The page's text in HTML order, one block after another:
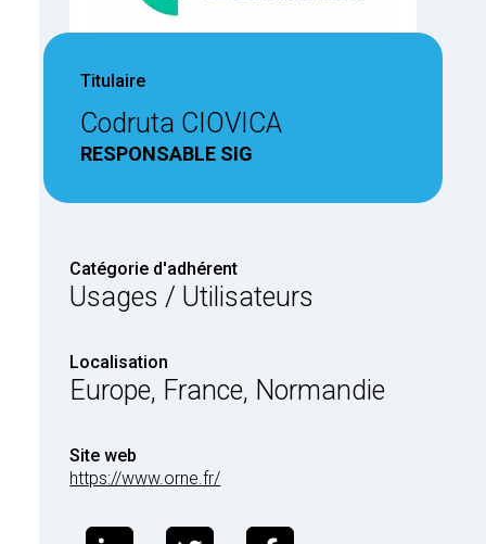
Titulaire
Codruta CIOVICA
RESPONSABLE SIG
Catégorie d'adhérent
Usages / Utilisateurs
Localisation
Europe, France, Normandie
Site web
https://www.orne.fr/